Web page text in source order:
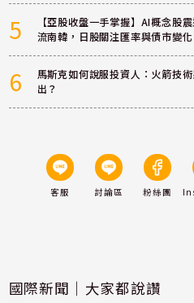
5
【亞股收盤一手掌握】AI概念
流南韓，日股關注匯率與債市變化
6
馬斯克如何說服投資人：火箭技
出？
客服 討論區 粉絲團
國際新聞｜大家都說讚